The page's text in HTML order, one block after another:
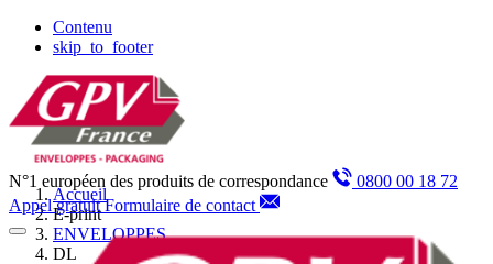
Contenu
skip_to_footer
N°1 européen des produits de correspondance
0800 00 18 72
Appel gratuit Formulaire de contact
Accueil
E-print
ENVELOPPES
DL